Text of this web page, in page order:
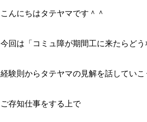
こんにちはタテヤマです＾＾
今回は 「コミュ障が期間工に来たらどう
経験則からタテヤマの見解を話してい
ご存知仕事をする上で